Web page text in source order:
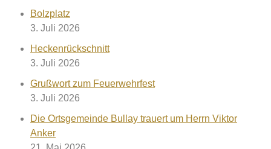
Bolzplatz
3. Juli 2026
Heckenrückschnitt
3. Juli 2026
Grußwort zum Feuerwehrfest
3. Juli 2026
Die Ortsgemeinde Bullay trauert um Herrn Viktor
Anker